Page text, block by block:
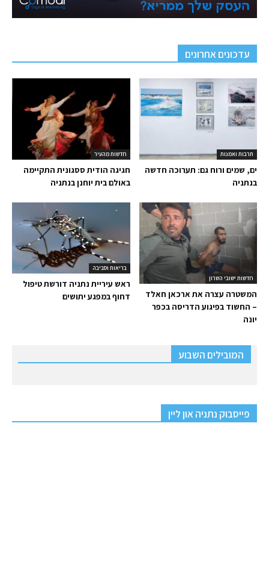
עדכונים אחרונים
חדשות מהעיר
חגיגה הודית ססגונית התקיימה
באולם בית יוחנן בנתניה
תרבות ואמנות
ים, שמים ורוח גם: תערוכה חדשה
בנתניה
בריאות וסביבה
ראש עיריית נתניה דורשת טיפול
דחוף במפגע יתושים
חדשות ישובי השרון
המשטרה עצרה את ארכאן חאלד
– החשוד בפיגוע הדריסה בכפר
יונה
המובילים השבוע
פייסבוק נתניה און ליין